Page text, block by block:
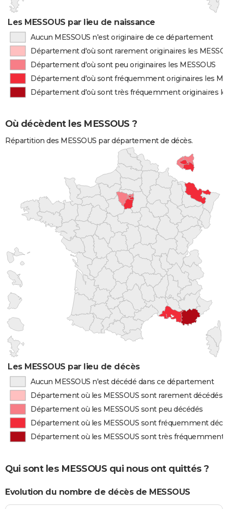
Les MESSOUS par lieu de naissance
Aucun MESSOUS n'est originaire de ce département
Département d'où sont rarement originaires les
Département d'où sont peu originaires les MESSOUS
Département d'où sont fréquemment originaires les
Département d'où sont très fréquemment originaires
Où décèdent les MESSOUS ?
Répartition des MESSOUS par département de décès.
Les MESSOUS par lieu de décès
Aucun MESSOUS n'est décédé dans ce département
Département où les MESSOUS sont rarement décédés
Département où les MESSOUS sont peu décédés
Département où les MESSOUS sont fréquemment
Département où les MESSOUS sont très fréquemment
Qui sont les MESSOUS qui nous ont quittés ?
Evolution du nombre de décès de MESSOUS